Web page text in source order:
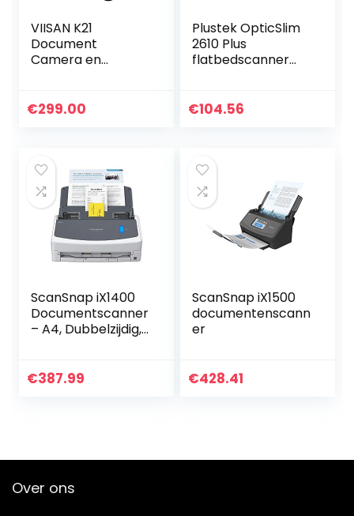
VIISAN K21
Document
Camera en
21MP sensor. Boek
€299.00
Plustek OpticSlim
2610 Plus
flatbedscanner
DocAction,
€104.56
ScanSnap iX1400
Documentscanner
– A4, Dubbelzijdig,
USB 3.2, Dnelle
€387.99
ScanSnap iX1500
documentenscann
er
€428.41
Over ons